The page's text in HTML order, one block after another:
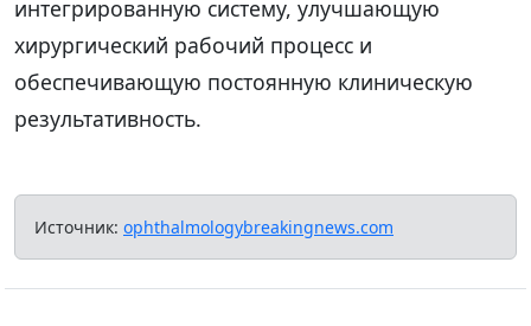
интегрированную систему, улучшающую
хирургический рабочий процесс и
обеспечивающую постоянную клиническую
результативность.
Источник: ophthalmologybreakingnews.com